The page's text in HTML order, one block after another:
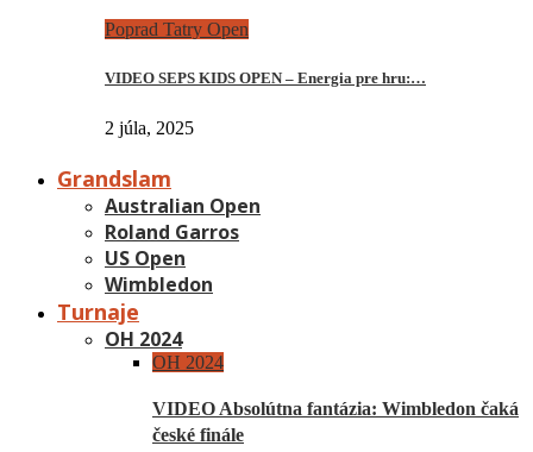
Poprad Tatry Open
VIDEO SEPS KIDS OPEN – Energia pre hru:…
2 júla, 2025
Grandslam
Australian Open
Roland Garros
US Open
Wimbledon
Turnaje
OH 2024
OH 2024
VIDEO Absolútna fantázia: Wimbledon čaká
české finále